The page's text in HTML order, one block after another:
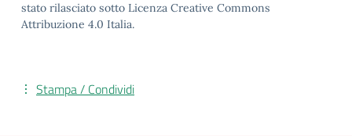
stato rilasciato sotto Licenza Creative Commons
Attribuzione 4.0 Italia.
Stampa / Condividi